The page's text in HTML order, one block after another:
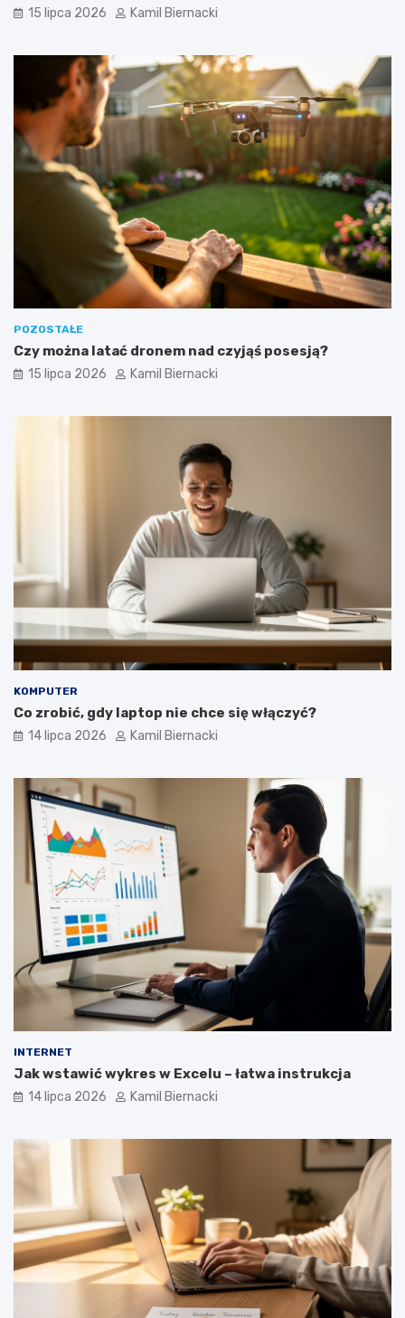
15 lipca 2026 Kamil Biernacki
POZOSTAŁE
Czy można latać dronem nad czyjąś posesją?
15 lipca 2026 Kamil Biernacki
KOMPUTER
Co zrobić, gdy laptop nie chce się włączyć?
14 lipca 2026 Kamil Biernacki
INTERNET
Jak wstawić wykres w Excelu – łatwa instrukcja
14 lipca 2026 Kamil Biernacki